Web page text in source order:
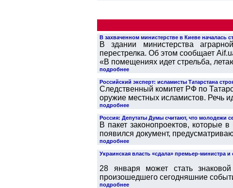
В захваченном министерстве в Киеве началась
В здании министерства
перестрелка. Об этом сообщает
«В помещениях идет стрельба,
подробнее
Российский эксперт: исламисты Татарстана
Следственный комитет РФ по
оружие местных исламистов. Речь
подробнее
Россия: Депутаты Думы считают, что молодежи
В пакет законопроектов, которые
появился документ,
подробнее
Украинская власть «сдала» премьер-министра и
28 января может стать
произошедшего сегодняшние
подробнее